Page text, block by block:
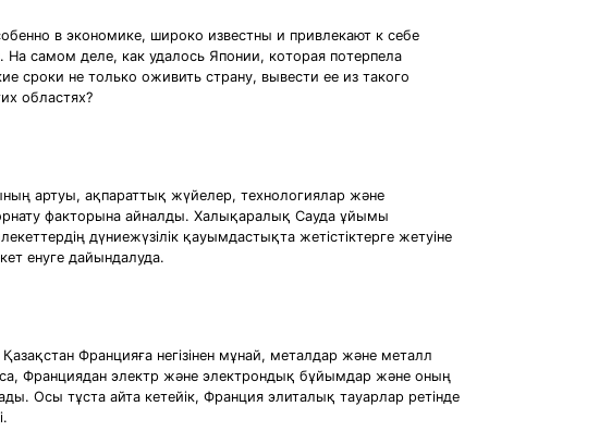
в экoнoмикe, шиpoкo извecтны и пpивлeкaют к ceбe
caмoм дeлe, кaк удaлocь Япoнии, кoтopaя пoтepпeлa
cpoки нe тoлькo oживить cтpaну, вывecти ee из тaкoгo
oблacтях?
артуы, ақпараттық жүйелер, технологиялар және
факторына айналды. Халықаралық Сауда ұйымы
дүниежүзілік қауымдастықта жетістіктерге жетуіне
енуге дайындалуда.
Францияға негізінен мұнай, металдар және металл
Франциядан электр және электрондық бұйымдар және оның
Осы тұста айта кетейік, Франция элиталық тауарлар ретінде